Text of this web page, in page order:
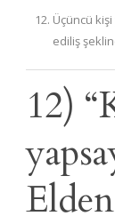
Üçüncü kişi
ediliş
12)